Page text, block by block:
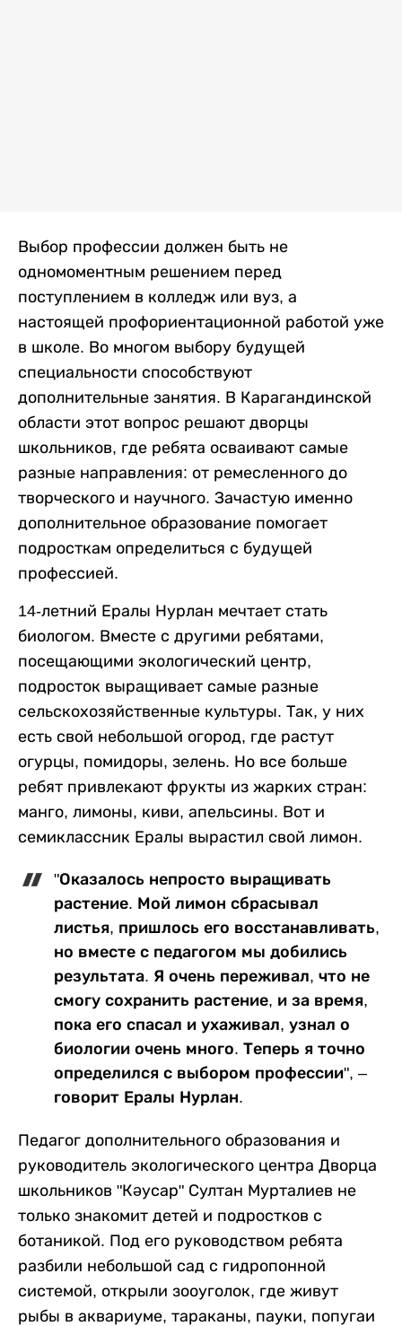
Выбор профессии должен быть не
одномоментным решением перед
поступлением в колледж или вуз, а
настоящей профориентационной работой уже
в школе. Во многом выбору будущей
специальности способствуют
дополнительные занятия. В Карагандинской
области этот вопрос решают дворцы
школьников, где ребята осваивают самые
разные направления: от ремесленного до
творческого и научного. Зачастую именно
дополнительное образование помогает
подросткам определиться с будущей
профессией.
14-летний Ералы Нурлан мечтает стать
биологом. Вместе с другими ребятами,
посещающими экологический центр,
подросток выращивает самые разные
сельскохозяйственные культуры. Так, у них
есть свой небольшой огород, где растут
огурцы, помидоры, зелень. Но все больше
ребят привлекают фрукты из жарких стран:
манго, лимоны, киви, апельсины. Вот и
семиклассник Ералы вырастил свой лимон.
"Оказалось непросто выращивать
растение. Мой лимон сбрасывал
листья, пришлось его восстанавливать,
но вместе с педагогом мы добились
результата. Я очень переживал, что не
смогу сохранить растение, и за время,
пока его спасал и ухаживал, узнал о
биологии очень много. Теперь я точно
определился с выбором профессии", –
говорит Ералы Нурлан.
Педагог дополнительного образования и
руководитель экологического центра Дворца
школьников "Кәусар" Султан Мурталиев не
только знакомит детей и подростков с
ботаникой. Под его руководством ребята
разбили небольшой сад с гидропонной
системой, открыли зооуголок, где живут
рыбы в аквариуме, тараканы, пауки, попугаи